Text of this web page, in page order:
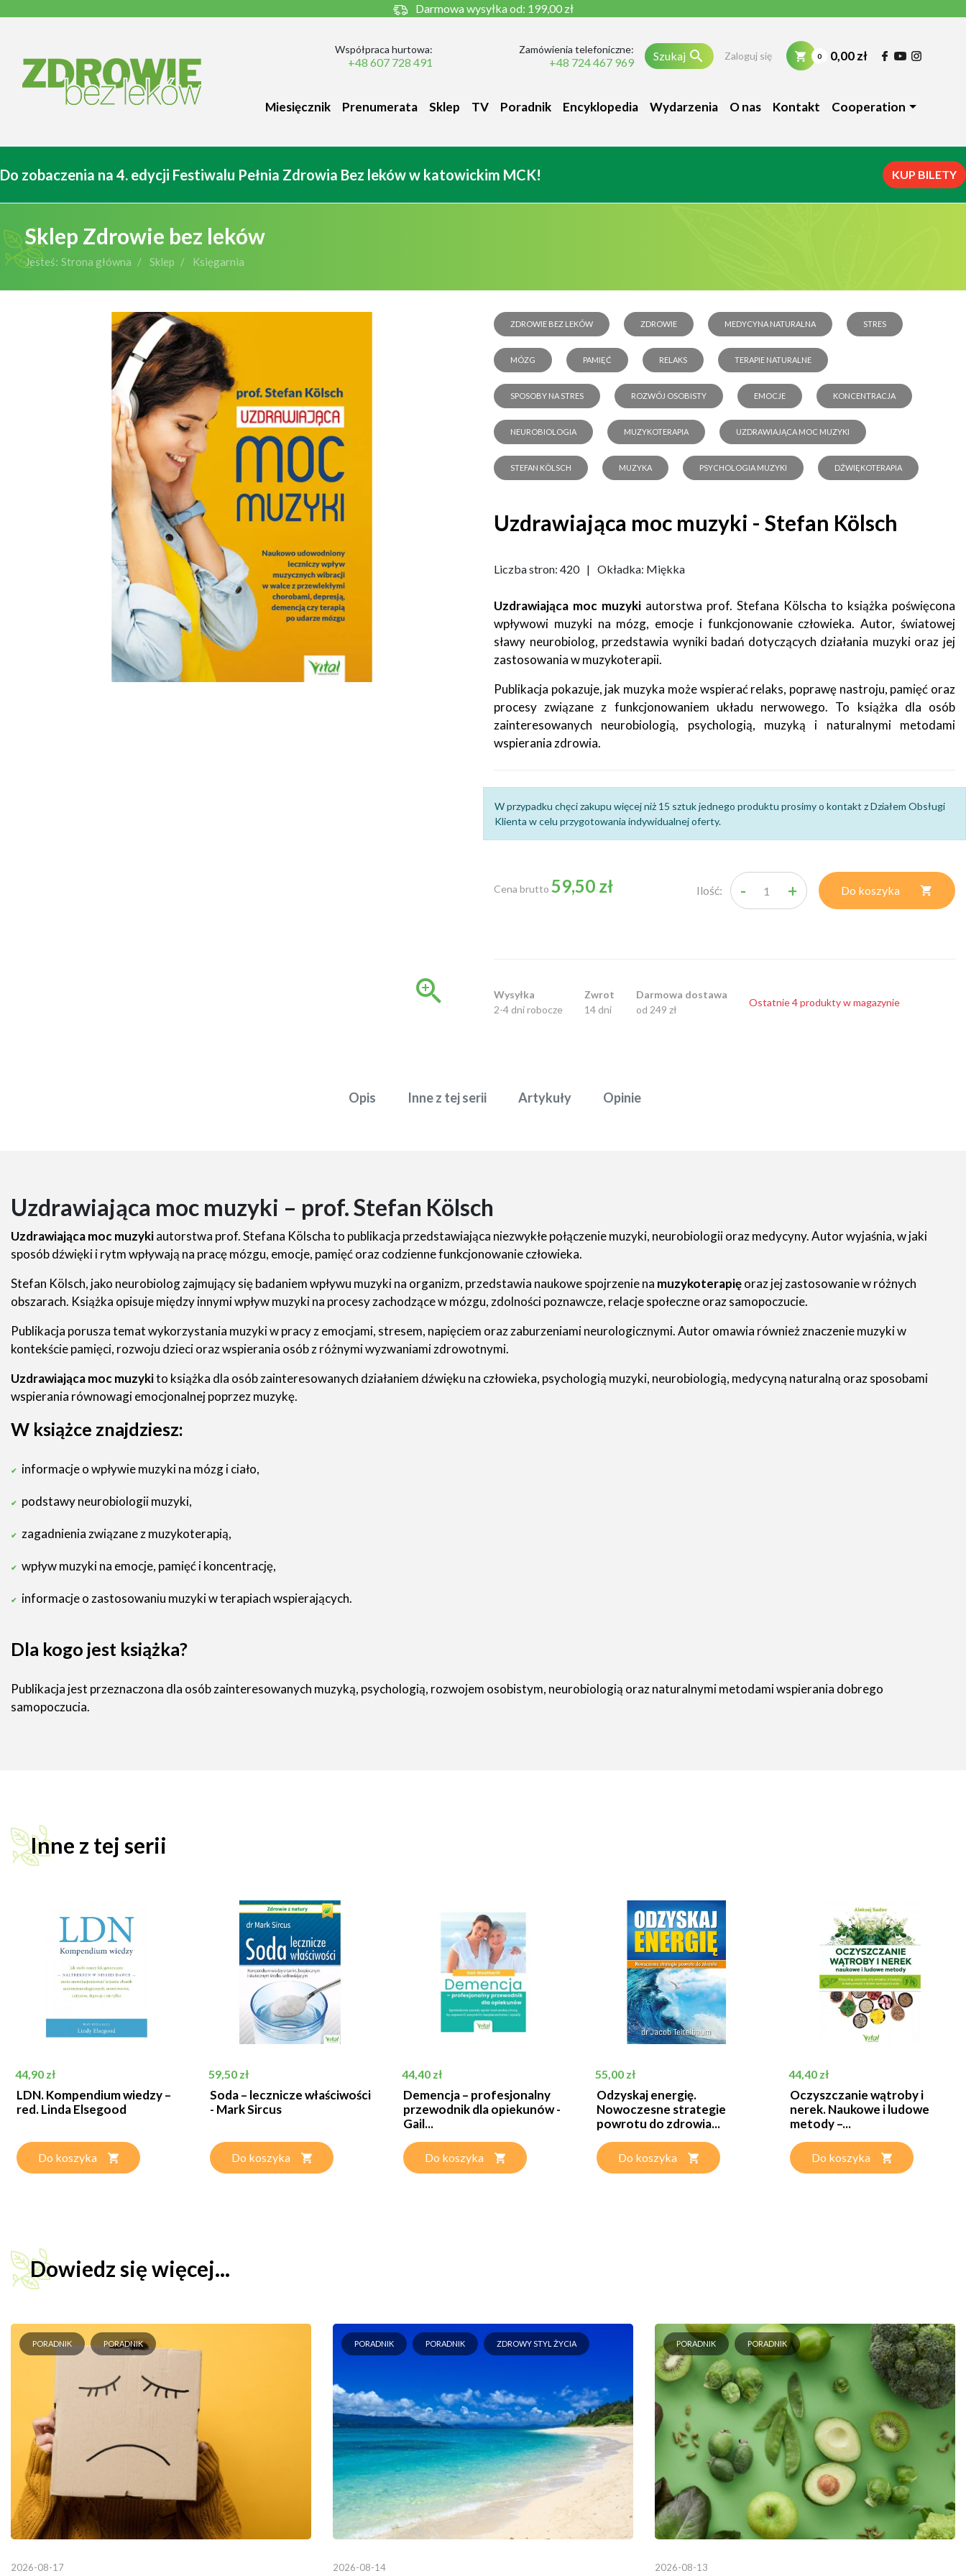
Darmowa wysyłka od: 199,00 zł
Współpraca hurtowa:
+48 607 728 491
Zamówienia telefoniczne:
+48 724 467 969 Szukaj  Zaloguj się 0 0,00 zł
Miesięcznik Prenumerata Sklep TV Poradnik Encyklopedia Wydarzenia O nas Kontakt Cooperation
Do zobaczenia na 4. edycji Festiwalu Pełnia Zdrowia Bez leków w katowickim MCK! KUP BILETY
Sklep Zdrowie bez leków
Jesteś: Strona główna Sklep Księgarnia

ZDROWIE BEZ LEKÓW ZDROWIE MEDYCYNA NATURALNA STRES
MÓZG PAMIĘĆ RELAKS TERAPIE NATURALNE
SPOSOBY NA STRES ROZWÓJ OSOBISTY EMOCJE KONCENTRACJA
NEUROBIOLOGIA MUZYKOTERAPIA UZDRAWIAJĄCA MOC MUZYKI
STEFAN KÖLSCH MUZYKA PSYCHOLOGIA MUZYKI DŹWIĘKOTERAPIA
Uzdrawiająca moc muzyki - Stefan Kölsch
Liczba stron: 420 | Okładka: Miękka
Uzdrawiająca moc muzyki autorstwa prof. Stefana Kölscha to książka poświęcona
wpływowi muzyki na mózg, emocje i funkcjonowanie człowieka. Autor, światowej
sławy neurobiolog, przedstawia wyniki badań dotyczących działania muzyki oraz jej
zastosowania w muzykoterapii.
Publikacja pokazuje, jak muzyka może wspierać relaks, poprawę nastroju, pamięć oraz
procesy związane z funkcjonowaniem układu nerwowego. To książka dla osób
zainteresowanych neurobiologią, psychologią, muzyką i naturalnymi metodami
wspierania zdrowia.
W przypadku chęci zakupu więcej niż 15 sztuk jednego produktu prosimy o kontakt z Działem Obsługi
Klienta w celu przygotowania indywidualnej oferty.
Cena brutto 59,50 zł Ilość: - + Do koszyka 
Wysyłka
2-4 dni robocze
Zwrot
14 dni
Darmowa dostawa
od 249 zł
Ostatnie 4 produkty w magazynie
Opis Inne z tej serii Artykuły Opinie
Uzdrawiająca moc muzyki – prof. Stefan Kölsch
Uzdrawiająca moc muzykiautorstwa prof. Stefana Kölscha to publikacja przedstawiająca niezwykłe połączenie muzyki, neurobiologii oraz medycyny. Autor wyjaśnia, w jaki
sposób dźwięki i rytm wpływają na pracę mózgu, emocje, pamięć oraz codzienne funkcjonowanie człowieka.
Stefan Kölsch, jako neurobiolog zajmujący się badaniem wpływu muzyki na organizm, przedstawia naukowe spojrzenie na muzykoterapięoraz jej zastosowanie w różnych
obszarach. Książka opisuje między innymi wpływ muzyki na procesy zachodzące w mózgu, zdolności poznawcze, relacje społeczne oraz samopoczucie.
Publikacja porusza temat wykorzystania muzyki w pracy z emocjami, stresem, napięciem oraz zaburzeniami neurologicznymi. Autor omawia również znaczenie muzyki w
kontekście pamięci, rozwoju dzieci oraz wspierania osób z różnymi wyzwaniami zdrowotnymi.
Uzdrawiająca moc muzykito książka dla osób zainteresowanych działaniem dźwięku na człowieka, psychologią muzyki, neurobiologią, medycyną naturalną oraz sposobami
wspierania równowagi emocjonalnej poprzez muzykę.
W książce znajdziesz:
informacje o wpływie muzyki na mózg i ciało,
podstawy neurobiologii muzyki,
zagadnienia związane z muzykoterapią,
wpływ muzyki na emocje, pamięć i koncentrację,
informacje o zastosowaniu muzyki w terapiach wspierających.
Dla kogo jest książka?
Publikacja jest przeznaczona dla osób zainteresowanych muzyką, psychologią, rozwojem osobistym, neurobiologią oraz naturalnymi metodami wspierania dobrego
samopoczucia.
Inne z tej serii
Cena
44,90 zł
LDN. Kompendium wiedzy –
red. Linda Elsegood
Do koszyka
Cena
59,50 zł
Soda – lecznicze właściwości
- Mark Sircus
Do koszyka
Cena
44,40 zł
Demencja – profesjonalny
przewodnik dla opiekunów -
Gail...
Do koszyka
Cena
55,00 zł
Odzyskaj energię.
Nowoczesne strategie
powrotu do zdrowia...
Do koszyka
Cena
44,40 zł
Oczyszczanie wątroby i
nerek. Naukowe i ludowe
metody –...
Do koszyka
Dowiedz się więcej...
PORADNIK PORADNIK
2026-08-17
PORADNIK PORADNIK ZDROWY STYL ŻYCIA
2026-08-14
PORADNIK PORADNIK
2026-08-13